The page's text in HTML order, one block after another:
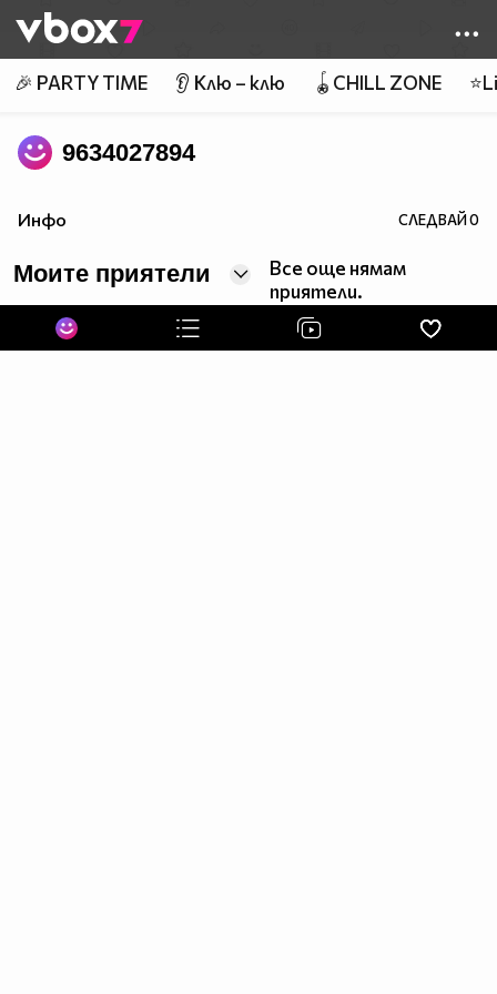
👾
🎉 PARTY TIME 👂 Клю – клю 🪀CHILL ZONE
9634027894
Инфо СЛЕДВАЙ0
Моите приятели
Все още нямам
приятели.